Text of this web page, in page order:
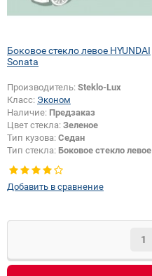
Боковое стекло левое HYUNDAI
Sonata
Производитель: Steklo-Lux
Класс: Эконом
Наличие: Предзаказ
Цвет стекла: Зеленое
Тип кузова: Седан
Тип стекла: Боковое стекло левое
Добавить в сравнение
1